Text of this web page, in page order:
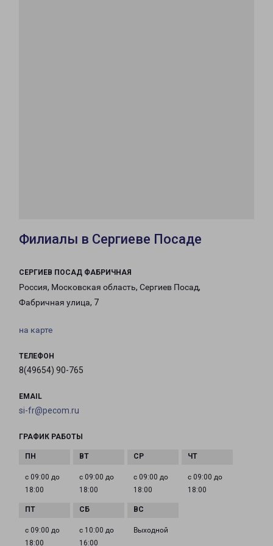
Филиалы в Сергиеве Посаде
СЕРГИЕВ ПОСАД ФАБРИЧНАЯ
Россия, Московская область, Сергиев Посад,
Фабричная улица, 7
на карте
ТЕЛЕФОН
8(49654) 90-765
EMAIL
si-fr@pecom.ru
ГРАФИК РАБОТЫ
с 09:00 до
18:00
с 09:00 до
18:00
с 09:00 до
18:00
с 09:00 до
18:00
с 09:00 до
18:00
с 10:00 до
16:00
Выходной